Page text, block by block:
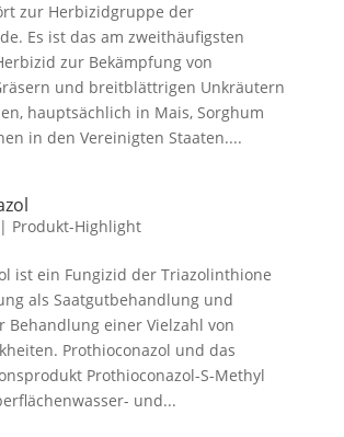
zur Herbizidgruppe der
Es ist das am zweithäufigsten
zur Bekämpfung von
und breitblättrigen Unkräutern
hauptsächlich in Mais, Sorghum
in den Vereinigten Staaten....
Produkt-Highlight
ist ein Fungizid der Triazolinthione
als Saatgutbehandlung und
Behandlung einer Vielzahl von
Prothioconazol und das
Prothioconazol-S-Methyl
und...